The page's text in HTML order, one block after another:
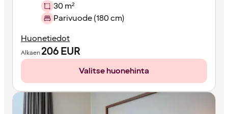
30 m²
Parivuode (180 cm)
Huonetiedot
Alkaen206EUR
Valitse huonehinta